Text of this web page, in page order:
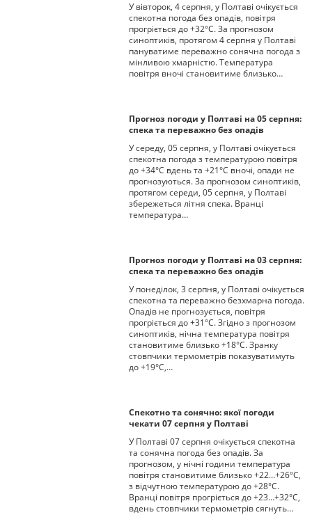
У вівторок, 4 серпня, у Полтаві очікується
спекотна погода без опадів, повітря
прогріється до +32°С. За прогнозом
синоптиків, протягом 4 серпня у Полтаві
пануватиме переважно сонячна погода з
мінливою хмарністю. Температура
повітря вночі становитиме близько…
Прогноз погоди у Полтаві на 05 серпня:
спека та переважно без опадів
У середу, 05 серпня, у Полтаві очікується
спекотна погода з температурою повітря
до +34°С вдень та +21°С вночі, опади не
прогнозуються. За прогнозом синоптиків,
протягом середи, 05 серпня, у Полтаві
збережеться літня спека. Вранці
температура…
Прогноз погоди у Полтаві на 03 серпня:
спека та переважно без опадів
У понеділок, 3 серпня, у Полтаві очікується
спекотна та переважно безхмарна погода.
Опадів не прогнозується, повітря
прогріється до +31°С. Згідно з прогнозом
синоптиків, нічна температура повітря
становитиме близько +18°С. Зранку
стовпчики термометрів показуватимуть
до +19°С,…
Спекотно та сонячно: якої погоди
чекати 07 серпня у Полтаві
У Полтаві 07 серпня очікується спекотна
та сонячна погода без опадів. За
прогнозом, у нічні години температура
повітря становитиме близько +22…+26°C,
з відчутною температурою до +28°C.
Вранці повітря прогріється до +23…+32°C,
вдень стовпчики термометрів сягнуть…